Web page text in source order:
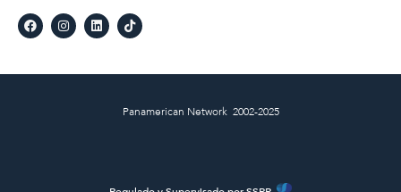
Panamerican Network 2002-2025